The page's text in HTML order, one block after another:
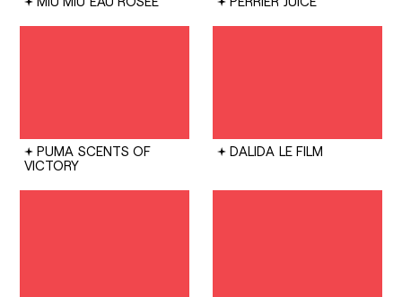
PUMA SCENTS OF
VICTORY
DALIDA LE FILM